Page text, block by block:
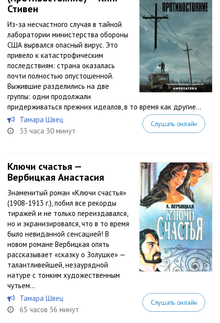
Стивен
Из-за несчастного случая в тайной
лаборатории министерства обороны
США вырвался опасный вирус. Это
привело к катастрофическим
последствиям: страна оказалась
почти полностью опустошенной.
Выжившие разделились на две
группы: одни продолжали
придерживаться прежних идеалов, в то время как другие...
Тамара Швец
33 часа 30 минут
Слушать онлайн
Ключи счастья —
Вербицкая Анастасия
Знаменитый роман «Ключи счастья»
(1908-1913 г.), побил все рекорды
тиражей и не только переиздавался,
но и экранизировался, что в то время
было невиданной сенсацией! В
новом романе Вербицкая опять
рассказывает «сказку о Золушке» —
талантливейшей, незаурядной
натуре с тонким художественным
чутьем...
Тамара Швец
65 часов 56 минут
Слушать онлайн